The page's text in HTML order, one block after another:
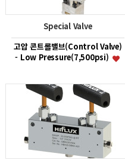
Special Valve
고압 콘트롤밸브(Control Valve)
- Low Pressure(7,500psi)